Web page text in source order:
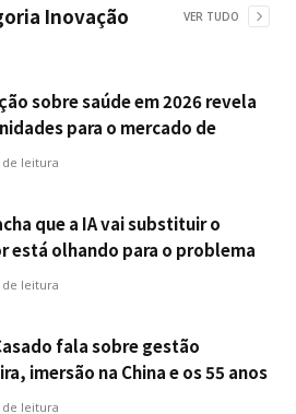
Inovação VER TUDO
sobre saúde em 2026 revela
para o mercado de
ampliar cobertura e prevenção
leitura
que a IA vai substituir o
está olhando para o problema
leitura
fala sobre gestão
imersão na China e os 55 anos
leitura